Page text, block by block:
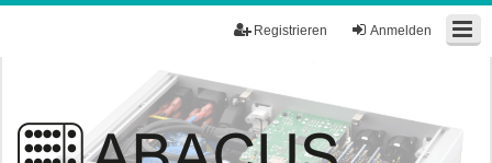
Anmelden
Registrieren